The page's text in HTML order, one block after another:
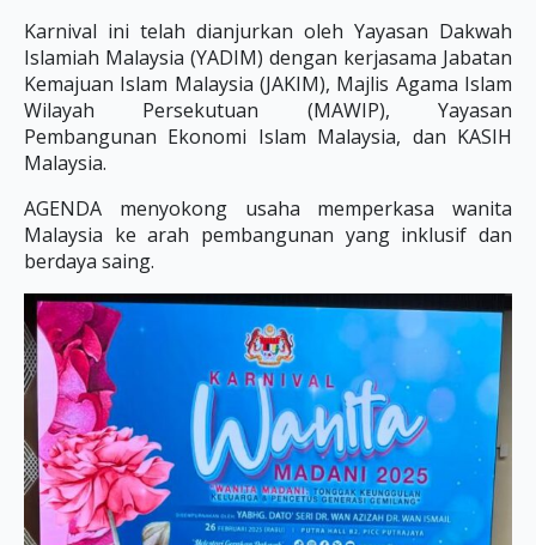
Karnival ini telah dianjurkan oleh Yayasan Dakwah
Islamiah Malaysia (YADIM) dengan kerjasama Jabatan
Kemajuan Islam Malaysia (JAKIM), Majlis Agama Islam
Wilayah Persekutuan (MAWIP), Yayasan
Pembangunan Ekonomi Islam Malaysia, dan KASIH
Malaysia.
AGENDA menyokong usaha memperkasa wanita
Malaysia ke arah pembangunan yang inklusif dan
berdaya saing.